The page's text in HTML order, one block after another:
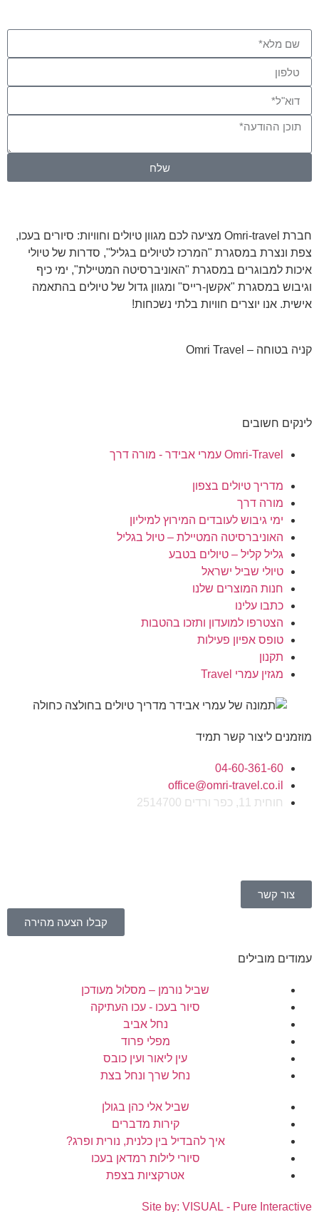
שלח
חברת Omri-travel מציעה לכם מגוון טיולים וחוויות: סיורים בעכו,
צפת ונצרת במסגרת "המרכז לטיולים בגליל", סדרות של טיולי
איכות למבוגרים במסגרת "האוניברסיטה המטיילת", ימי כיף
וגיבוש במסגרת "אקשן-רייס" ומגוון גדול של טיולים בהתאמה
אישית. אנו יוצרים חוויות בלתי נשכחות!
קניה בטוחה – Omri Travel
לינקים חשובים
Omri-Travel עמרי אבידר - מורה דרך
מדריך טיולים בצפון
מורה דרך
ימי גיבוש לעובדים המירוץ למיליון
האוניברסיטה המטיילת – טיול בגליל
גליל קליל – טיולים בטבע
טיולי שביל ישראל
חנות המוצרים שלנו
כתבו עלינו
הצטרפו למועדון ותזכו בהטבות
טופס אפיון פעילות
תקנון
מגזין עמרי Travel
מוזמנים ליצור קשר תמיד
04-60-361-60
office@omri-travel.co.il
חוחית 11, כפר ורדים 2514700
צור קשר
קבלו הצעה מהירה
עמודים מובילים
שביל נורמן – מסלול מעודכן
סיור בעכו - עכו העתיקה
נחל אביב
מפלי פרוד
עין ליאור ועין כובס
נחל שרך ונחל בצת
שביל אלי כהן בגולן
קירות מדברים
איך להבדיל בין כלנית, נורית ופרג?
סיורי לילות רמדאן בעכו
אטרקציות בצפת
Site by: VISUAL - Pure Interactive